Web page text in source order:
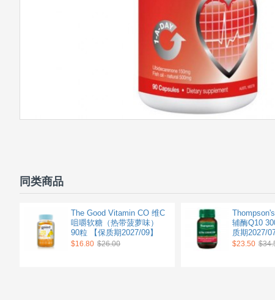
同类商品
The Good Vitamin CO 维C
咀嚼软糖（热带菠萝味）
90粒 【保质期2027/09】
$16.80 $26.00
辅酶Q10
质期2027/07
$23.50